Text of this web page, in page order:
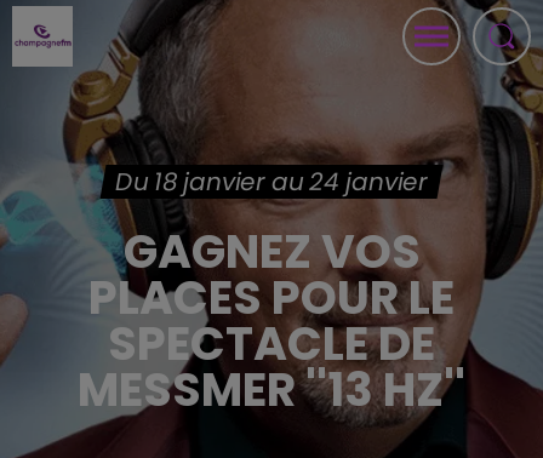
Du 18 janvier au 24 janvier
GAGNEZ VOS
PLACES POUR LE
SPECTACLE DE
MESSMER ''13 HZ''